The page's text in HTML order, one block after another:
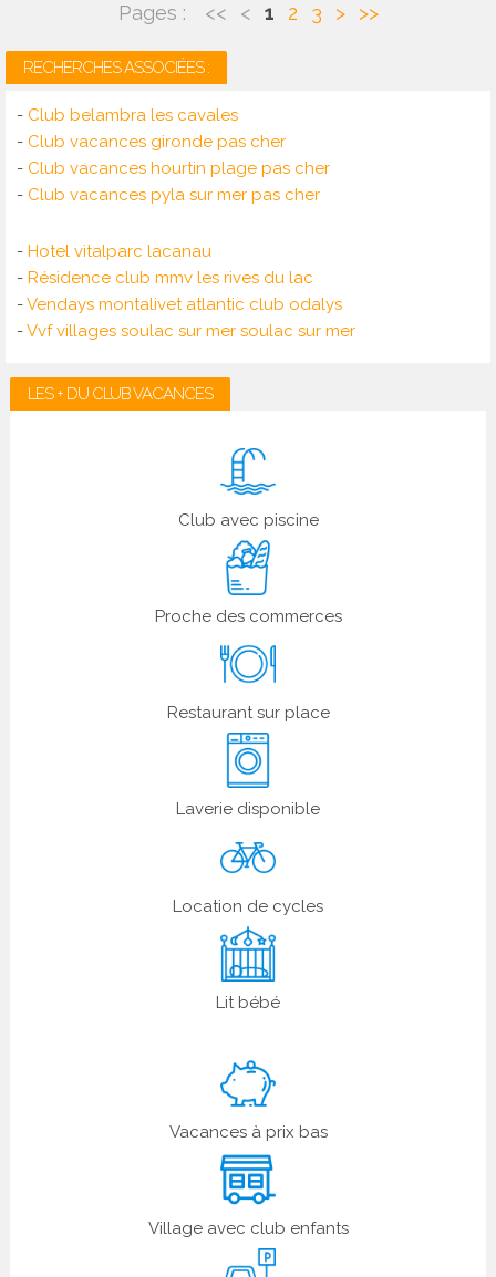
Pages : << < 1 2 3 > >>
RECHERCHES ASSOCIÉES :
- Club belambra les cavales
- Club vacances gironde pas cher
- Club vacances hourtin plage pas cher
- Club vacances pyla sur mer pas cher
- Hotel vitalparc lacanau
- Résidence club mmv les rives du lac
-Vendays montalivet atlantic club odalys
-Vvf villages soulac sur mer soulac sur mer
LES + DU CLUB VACANCES
Club avec piscine
Proche des commerces
Restaurant sur place
Laverie disponible
Location de cycles
Lit bébé
Vacances à prix bas
Village avec club enfants